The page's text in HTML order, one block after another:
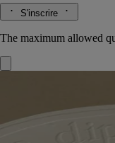
S'inscrire
The maximum allowed